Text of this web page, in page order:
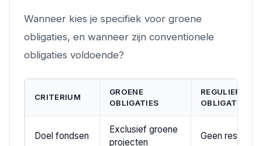
Wanneer kies je specifiek voor groene
obligaties, en wanneer zijn conventionele
obligaties voldoende?
CRITERIUM
GROENE
OBLIGATIES
REGULIERE
OBLIGATIES
Doel fondsen
Exclusief groene
projecten
Geen restrictie